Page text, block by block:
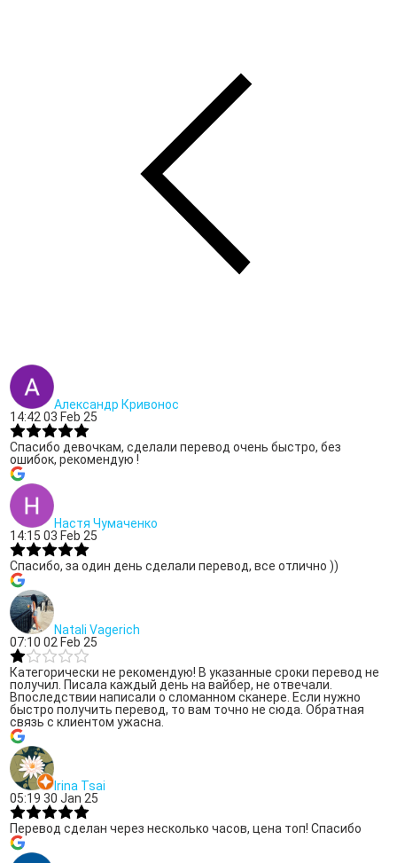
Александр Кривонос
14:42 03 Feb 25
Спасибо девочкам, сделали перевод очень быстро, без
ошибок, рекомендую !
Настя Чумаченко
14:15 03 Feb 25
Спасибо, за один день сделали перевод, все отлично ))
Natali Vagerich
07:10 02 Feb 25
Категорически не рекомендую! В указанные сроки перевод не
получил. Писала каждый день на вайбер, не отвечали.
Впоследствии написали о сломанном сканере. Если нужно
быстро получить перевод, то вам точно не сюда. Обратная
связь с клиентом ужасна.
Irina Tsai
05:19 30 Jan 25
Перевод сделан через несколько часов, цена топ! Спасибо